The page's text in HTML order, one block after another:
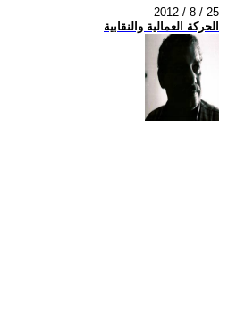
2012 / 8 / 25
الحركة العمالية والنقابية